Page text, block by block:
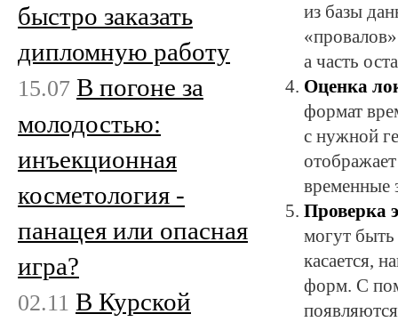
из базы
а часть
Оценка
формат
с нужной
временные
Проверка
могут
касается,
форм. С
быстро заказать
дипломную работу
15.07 В погоне за
молодостью:
инъекционная
косметология -
панацея или опасная
игра?
02.11 В Курской